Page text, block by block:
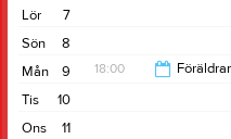
7
Lör
8
Sön
9
Mån 18:00
10
Tis
11
Ons